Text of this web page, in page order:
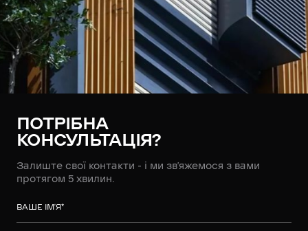
ПОТРІБНА
КОНСУЛЬТАЦІЯ?
Залиште свої контакти - і ми зв’яжемося з вами
протягом 5 хвилин.
ВАШЕ ІМ’Я*